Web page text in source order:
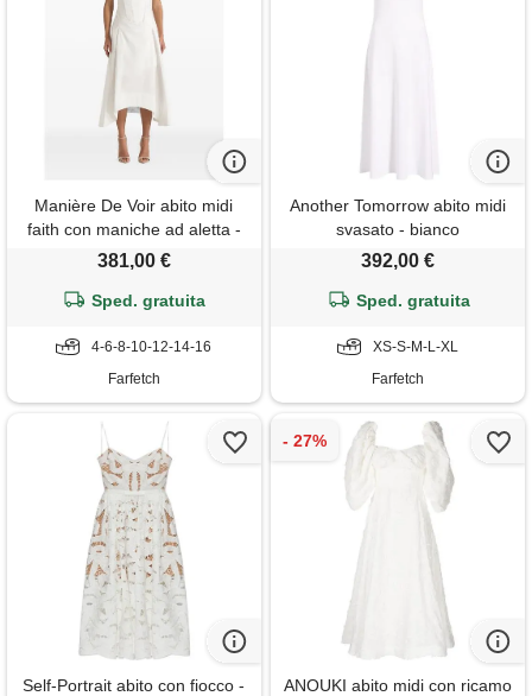
Manière De Voir abito midi
faith con maniche ad aletta -
bianco
381,00 €
Sped. gratuita
4-6-8-10-12-14-16
Farfetch
Another Tomorrow abito midi
svasato - bianco
392,00 €
Sped. gratuita
XS-S-M-L-XL
Farfetch
Self-Portrait abito con fiocco -
ANOUKI abito midi con ricamo